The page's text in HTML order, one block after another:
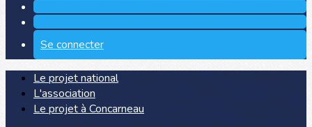
Se connecter
Le projet national
L'association
Le projet à Concarneau